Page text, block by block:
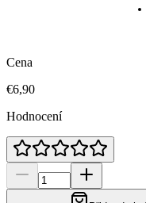
Cena
€6,90
Hodnocení